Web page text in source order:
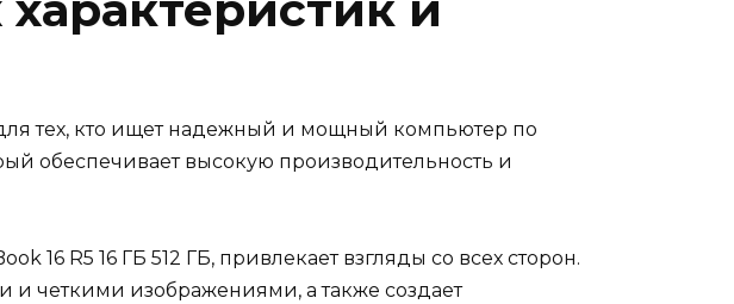
тех, кто ищет надежный и мощный компьютер по
обеспечивает высокую производительность и
16 R5 16 ГБ 512 ГБ, привлекает взгляды со всех сторон.
и четкими изображениями, а также создает